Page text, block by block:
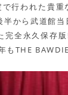
行われた貴重
半から武道館
完全永久保存
もTHE